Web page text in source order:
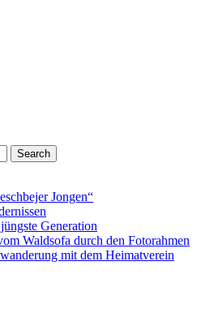
Jongen“
Generation
Waldsofa durch den Fotorahmen
mit dem Heimatverein